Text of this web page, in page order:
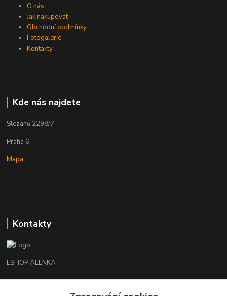
O nás
Jak nakupovat
Obchodní podmínky
Fotogalerie
Kontakty
Kde nás najdete
Slezanů 2298/7
Praha 6
Mapa
Kontakty
ESHOP ALENKA